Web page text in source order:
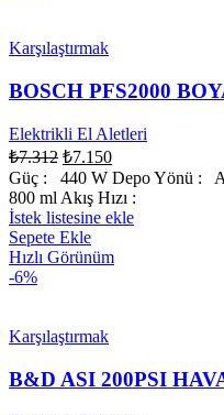
Karşılaştırmak
BOSCH PFS2000
Elektrikli El Aletleri
₺7.312 ₺7.150
Güç : 440 W Depo Yönü :
800 ml Akış Hızı :
İstek listesine ekle
Sepete Ekle
Hızlı Görünüm
-6%
Karşılaştırmak
B&D ASI 200PSI